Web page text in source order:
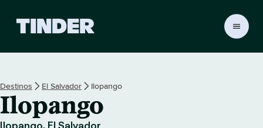
r
I
n
i
Destinos El Salvador Ilopango
Ilopango
Ilopango, El Salvador